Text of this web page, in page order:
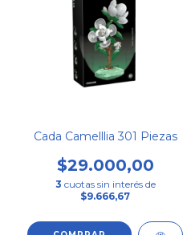
Cada Camelllia 301 Piezas
$29.000,00
3 cuotas sin interés de
$9.666,67